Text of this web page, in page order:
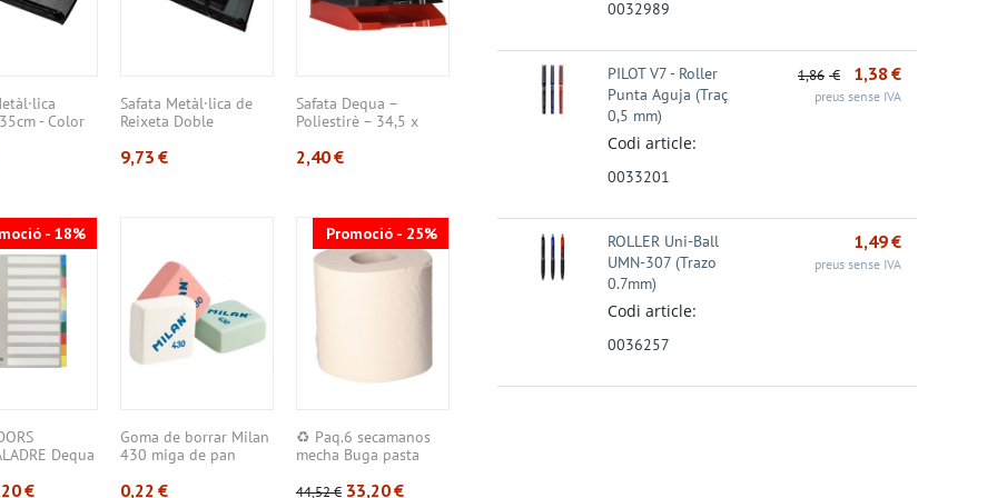
- Color
Safata Metàl·lica de
Reixeta Doble
9,73 €
Safata Dequa –
Poliestirè – 34,5 x
2,40€
- 18%
Dequa
€
Goma de borrar Milan
430 miga de pan
0,22 €
Promoció - 25%
♻️ Paq.6 secamanos
mecha Buga pasta
44,52€ 33,20€
Promoció - 27% Promoció - 24% Promoció - 31%
0032989
PILOT V7 - Roller
Punta Aguja (Traç
0,5 mm)
Codi article:
0033201
1,86 € 1,38 €
preus sense IVA
ROLLER Uni-Ball
UMN-307 (Trazo
0.7mm)
Codi article:
0036257
1,49€
preus sense IVA